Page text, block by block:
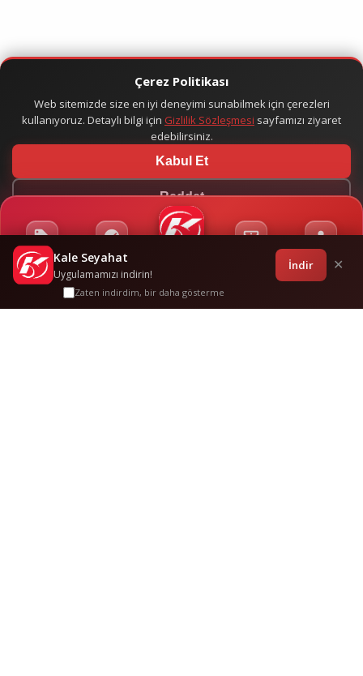
Kampanyalar Sponsorluklar Giriş
Çerez Politikası
Web sitemizde size en iyi deneyimi sunabilmek için çerezleri
kullanıyoruz. Detaylı bilgi için Gizlilik Sözleşmesi sayfamızı ziyaret
edebilirsiniz.
Kabul Et
Reddet
Kale Seyahat
Uygulamamızı indirin!
İndir ✕
Zaten indirdim, bir daha gösterme